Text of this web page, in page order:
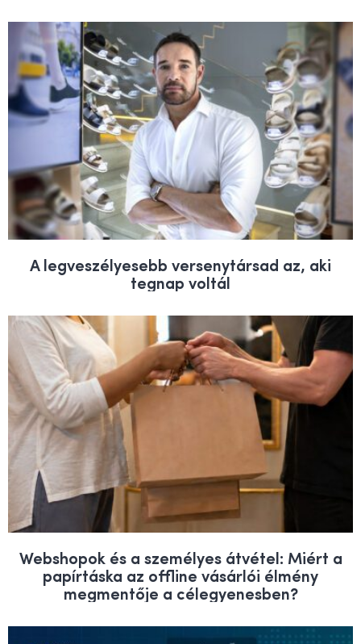
A legveszélyesebb versenytársad az, aki
tegnap voltál
Webshopok és a személyes átvétel: Miért a
papírtáska az offline vásárlói élmény
megmentője a célegyenesben?